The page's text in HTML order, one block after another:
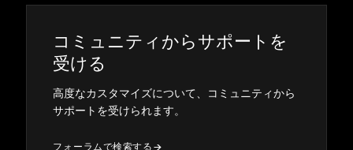
コミ⁠ュニテ⁠ィからサポ⁠ートを
受ける
高度なカスタマイズについて⁠、コミ⁠ュニテ⁠ィから
サポ⁠ートを受けられます⁠。
フ⁠ォ⁠ーラムで検索する →
→